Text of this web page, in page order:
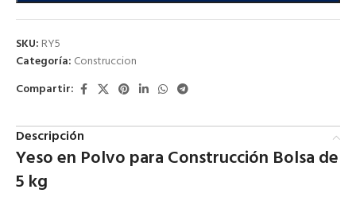
SKU: RY5
Categoría: Construccion
Compartir:
Descripción
Yeso en Polvo para Construcción Bolsa de
5 kg